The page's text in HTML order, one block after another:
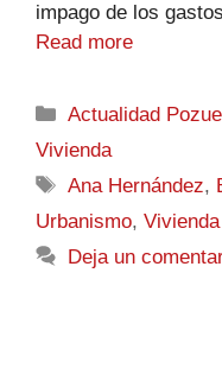
impago de los
Read more
Actualidad
Vivienda
Ana Hernández,
Urbanismo, Vivienda
Deja un